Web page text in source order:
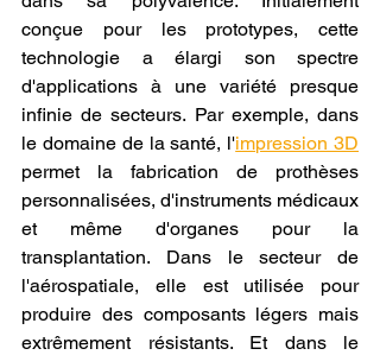
conçue pour les prototypes, cette
technologie a élargi son spectre
d'applications à une variété presque
infinie de secteurs. Par exemple, dans
le domaine de la santé, l'impression 3D
permet la fabrication de prothèses
personnalisées, d'instruments médicaux
et même d'organes pour la
transplantation. Dans le secteur de
l'aérospatiale, elle est utilisée pour
produire des composants légers mais
extrêmement résistants. Et dans le